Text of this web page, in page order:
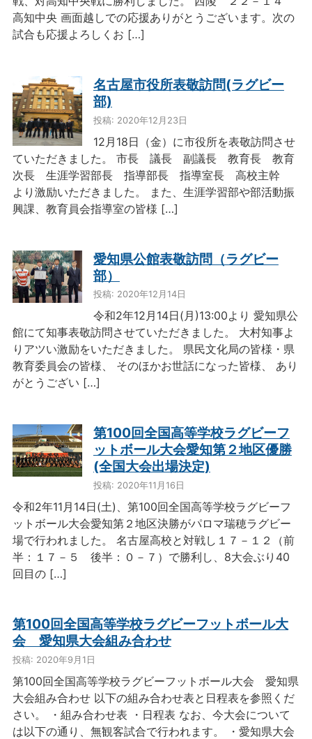
高知中央 画面越しでの応援ありがとうございます。次の
試合も応援よろしくお […]
名古屋市役所表敬訪問(ラグビー
部)
投稿: 2020年12月23日
12月18日（金）に市役所を表敬訪問させ
ていただきました。 市長 議長 副議長 教育長 教育
次長 生涯学習部長 指導部長 指導室長 高校主幹
より激励いただきました。 また、生涯学習部や部活動振
興課、教育員会指導室の皆様 […]
愛知県公館表敬訪問（ラグビー
部）
投稿: 2020年12月14日
令和2年12月14日(月)13:00より 愛知県公
館にて知事表敬訪問させていただきました。 大村知事よ
りアツい激励をいただきました。 県民文化局の皆様・県
教育委員会の皆様、 そのほかお世話になった皆様、 あり
がとうござい […]
第100回全国高等学校ラグビーフ
ットボール大会愛知第２地区優勝
(全国大会出場決定)
投稿: 2020年11月16日
令和2年11月14日(土)、第100回全国高等学校ラグビーフ
ットボール大会愛知第２地区決勝がパロマ瑞穂ラグビー
場で行われました。 名古屋高校と対戦し１７－１２（前
半：１７－５ 後半：０－７）で勝利し、8大会ぶり40
回目の […]
第100回全国高等学校ラグビーフットボール大
会 愛知県大会組み合わせ
投稿: 2020年9月1日
第100回全国高等学校ラグビーフットボール大会 愛知県
大会組み合わせ 以下の組み合わせ表と日程表を参照くだ
さい。 ・組み合わせ表 ・日程表 なお、今大会について
は以下の通り、無観客試合で行われます。 ・愛知県大会